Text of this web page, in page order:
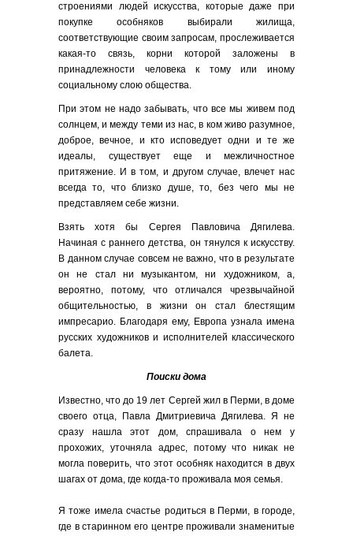
строениями людей искусства, которые даже при
покупке особняков выбирали жилища,
соответствующие своим запросам, прослеживается
какая-то связь, корни которой заложены в
принадлежности человека к тому или иному
социальному слою общества.
При этом не надо забывать, что все мы живем под
солнцем, и между теми из нас, в ком живо разумное,
доброе, вечное, и кто исповедует одни и те же
идеалы, существует еще и межличностное
притяжение. И в том, и другом случае, влечет нас
всегда то, что близко душе, то, без чего мы не
представляем себе жизни.
Взять хотя бы Сергея Павловича Дягилева.
Начиная с раннего детства, он тянулся к искусству.
В данном случае совсем не важно, что в результате
он не стал ни музыкантом, ни художником, а,
вероятно, потому, что отличался чрезвычайной
общительностью, в жизни он стал блестящим
импресарио. Благодаря ему, Европа узнала имена
русских художников и исполнителей классического
балета.
Поиски дома
Известно, что до 19 лет Сергей жил в Перми, в доме
своего отца, Павла Дмитриевича Дягилева. Я не
сразу нашла этот дом, спрашивала о нем у
прохожих, уточняла адрес, потому что никак не
могла поверить, что этот особняк находится в двух
шагах от дома, где когда-то проживала моя семья.
Я тоже имела счастье родиться в Перми, в городе,
где в старинном его центре проживали знаменитые